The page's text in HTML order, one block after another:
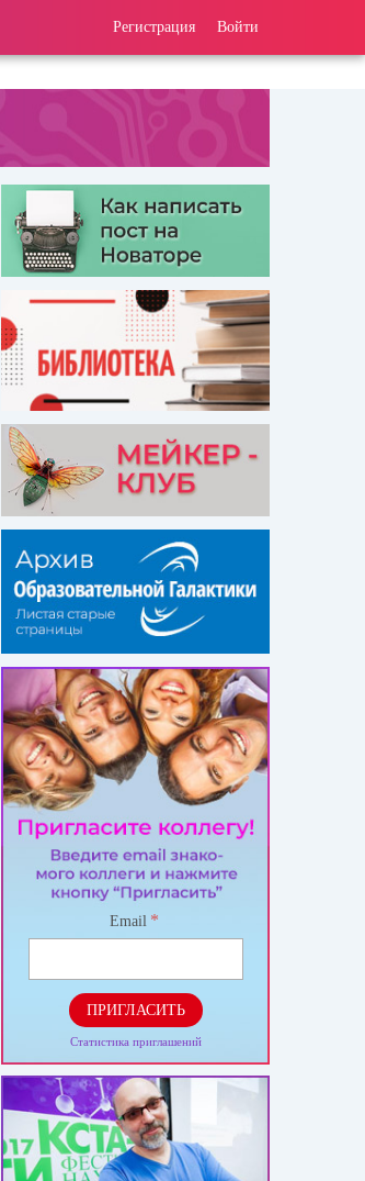
Регистрация Войти
Email *
ПРИГЛАСИТЬ
Статистика приглашений